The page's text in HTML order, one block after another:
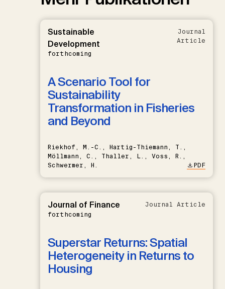
Sustainable
Development
forthcoming
Journal
Article
A Scenario Tool for
Sustainability
Transformation in Fisheries
and Beyond
Riekhof, M.-C., Hartig-Thiemann, T.,
Möllmann, C., Thaller, L., Voss, R.,
Schwermer, H.
PDF
Journal of Finance
forthcoming
Journal Article
Superstar Returns: Spatial
Heterogeneity in Returns to
Housing